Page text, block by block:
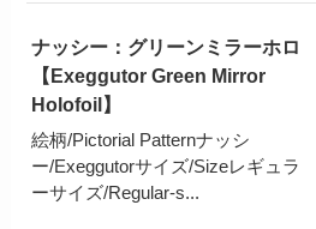
ナッシー：グリーンミラーホロ
【Exeggutor Green Mirror
Holofoil】
絵柄/Pictorial Patternナッシ
ー/Exeggutorサイズ/Sizeレギュラ
ーサイズ/Regular-s...